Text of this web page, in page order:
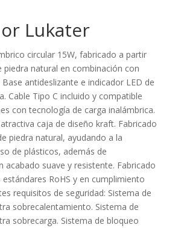
Lukater
circular 15W, fabricado a partir
piedra natural en combinación con
antideslizante e indicador LED de
Cable Tipo C incluido y compatible
con tecnología de carga inalámbrica.
caja de diseño kraft. Fabricado
piedra natural, ayudando a la
de plásticos, además de
acabado suave y resistente. Fabricado
RoHS y en cumplimiento
requisitos de seguridad: Sistema de
sobrecalentamiento. Sistema de
sobrecarga. Sistema de bloqueo